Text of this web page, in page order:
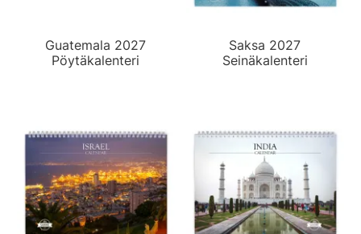
Guatemala 2027
Pöytäkalenteri
Saksa 2027
Seinäkalenteri